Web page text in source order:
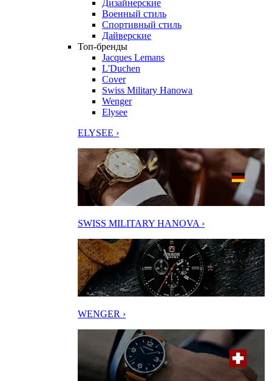
Дизайнерские
Военный стиль
Спортивный стиль
Дайверские
Топ-бренды
Jacques Lemans
L'Duchen
Cover
Swiss Military Hanowa
Wenger
Elysee
ELYSEE ›
SWISS MILITARY HANOVA ›
WENGER ›